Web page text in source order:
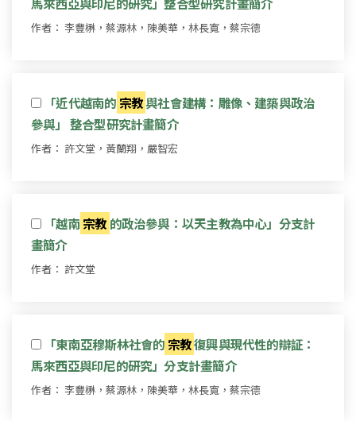
作者： 李豐楙，蔡源林，陳美華，林長寬，蔡宗德
「近代越南的 宗教與社會建構：雕像、建築與政治
參與」 整合型研究計畫簡介
作者： 許文堂，黃蘭翔，嚴智宏
「越南 宗教 的政治參與：以天主教為中心」分支計
畫簡介
作者： 許文堂
「東南亞穆斯林社會的 宗教復興與現代性的辯証：
馬來西亞與印尼的研究」分支計畫簡介
作者： 李豐楙，蔡源林，陳美華，林長寬，蔡宗德